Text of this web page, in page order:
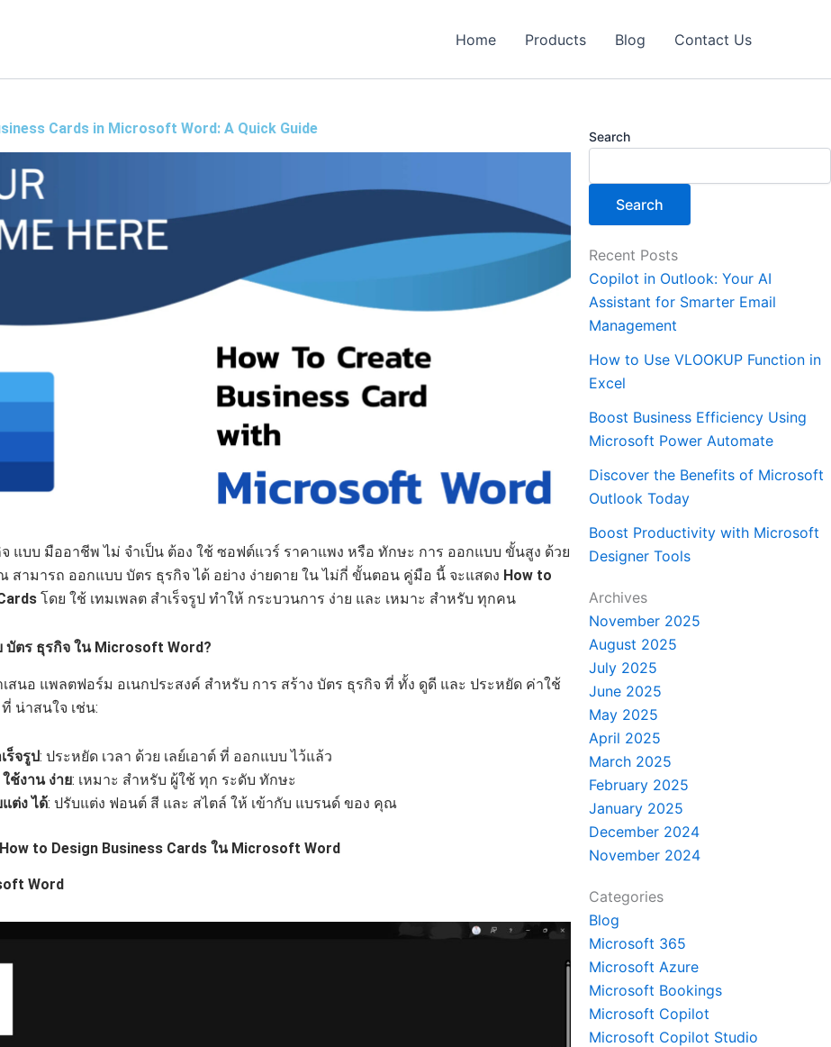
Home Products Blog Contact Us
Cards in Microsoft Word: A Quick Guide
จ แบบ มืออาชีพ ไม่ จำเป็น ต้อง ใช้ ซอฟต์แวร์ ราคาแพง หรือ ทักษะ การ ออกแบบ ขั้นสูง ด้วย
สามารถ ออกแบบ บัตร ธุรกิจ ได้ อย่าง ง่ายดาย ใน ไม่กี่ ขั้นตอน คู่มือ นี้ จะแสดง How to
โดย ใช้ เทมเพลต สำเร็จรูป ทำให้ กระบวนการ ง่าย และ เหมาะ สำหรับ ทุกคน
บัตร ธุรกิจ ใน Microsoft Word?
สนอ แพลตฟอร์ม อเนกประสงค์ สำหรับ การ สร้าง บัตร ธุรกิจ ที่ ทั้ง ดูดี และ ประหยัด ค่าใช้
น่าสนใจ เช่น:
ร็จรูป: ประหยัด เวลา ด้วย เลย์เอาต์ ที่ ออกแบบ ไว้แล้ว
ช้งาน ง่าย: เหมาะ สำหรับ ผู้ใช้ ทุก ระดับ ทักษะ
ต่ง ได้: ปรับแต่ง ฟอนต์ สี และ สไตล์ ให้ เข้ากับ แบรนด์ ของ คุณ
to Design Business Cards ใน Microsoft Word
Word
Search
Search
Recent Posts
Copilot in Outlook: Your AI
Assistant for Smarter Email
Management
How to Use VLOOKUP Function in
Excel
Boost Business Efficiency Using
Microsoft Power Automate
Discover the Benefits of Microsoft
Outlook Today
Boost Productivity with Microsoft
Designer Tools
Archives
November 2025
August 2025
July 2025
June 2025
May 2025
April 2025
March 2025
February 2025
January 2025
December 2024
November 2024
Categories
Blog
Microsoft 365
Microsoft Azure
Microsoft Bookings
Microsoft Copilot
Microsoft Copilot Studio